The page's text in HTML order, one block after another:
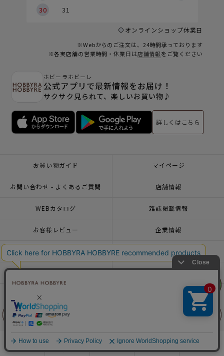
商品を探す 手芸を学ぶ ガイド 店舗情報 ログイン
前に戻る
フェア
前に戻る
フェア
30
31
オンラインショップ休業日
※Webからのご注文は、24時間承っております
※各実店舗の営業時間・休業日は店舗情報をご覧ください
ホビーラホビーレ
公式アプリで最新情報をお届け！
サクサク見られて、楽しいお買い物♪
詳しくはこちら
お買い物ガイド マイページ
お問い合わせ - よくあるご質問 店舗情報
WEBカタログ 雑誌掲載情報
お客様レビュー 企業情報
特定商取引法表記 利用規約
個人情報ポリシー 一緒に働こう♪求人情報
© 2026 HOBBYRA HOBBYRE CORPORATION ALL Rights Reserved